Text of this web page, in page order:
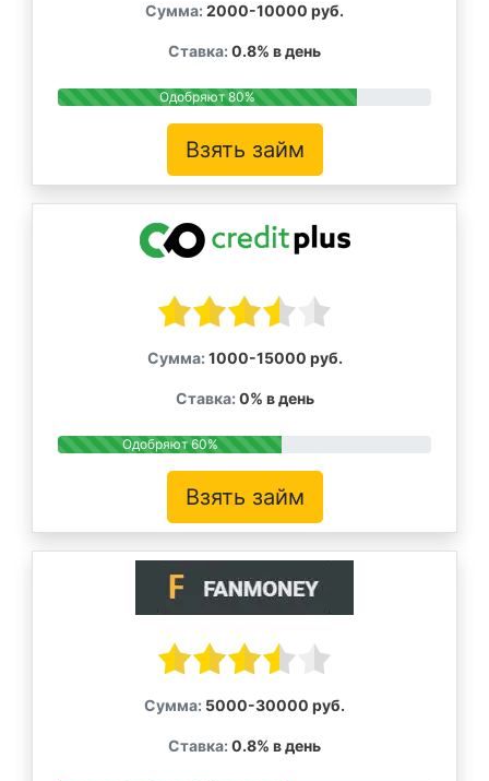
Сумма: 2000-10000 руб.
Ставка: 0.8% в день
Одобряют 80%
Взять займ
Сумма: 1000-15000 руб.
Ставка: 0% в день
Одобряют 60%
Взять займ
Сумма: 5000-30000 руб.
Ставка: 0.8% в день